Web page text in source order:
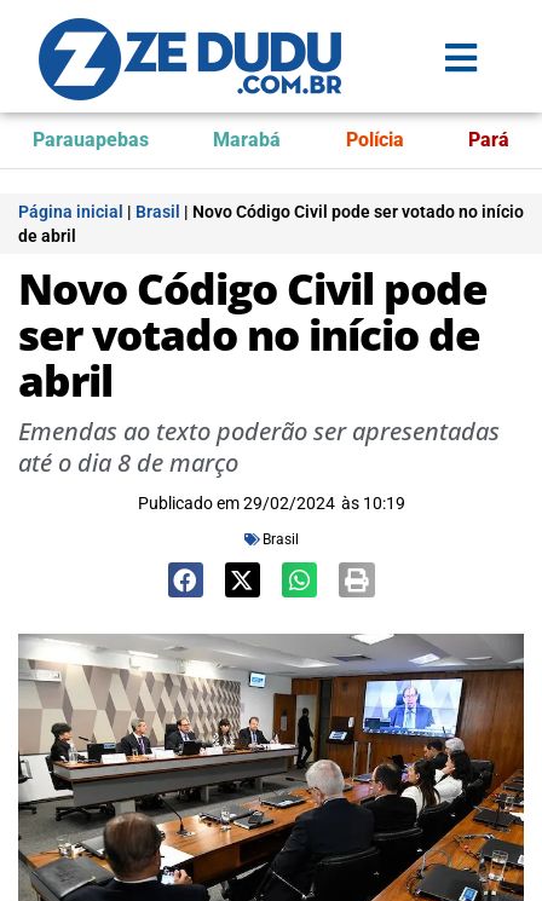
Parauapebas Marabá Polícia Pará
Página inicial | Brasil | Novo Código Civil pode ser votado no início
de abril
Novo Código Civil pode
ser votado no início de
abril
Emendas ao texto poderão ser apresentadas
até o dia 8 de março
Publicado em 29/02/2024 às 10:19
Brasil